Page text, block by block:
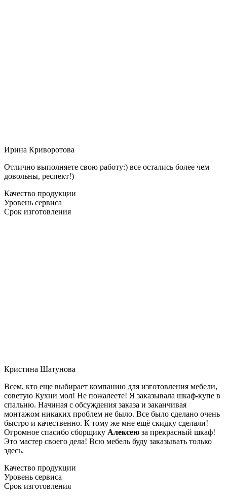
Ирина Криворотова
Отлично выполняете свою работу:) все остались более чем
довольны, респект!)
Качество продукции
Уровень сервиса
Срок изготовления
Кристина Шатунова
Всем, кто еще выбирает компанию для изготовления мебели,
советую Кухни мол! Не пожалеете! Я заказывала шкаф-купе в
спальню. Начиная с обсуждения заказа и заканчивая
монтажом никаких проблем не было. Все было сделано очень
быстро и качественно. К тому же мне ещё скидку сделали!
Огромное спасибо сборщику Алексею за прекрасный шкаф!
Это мастер своего дела! Всю мебель буду заказывать только
здесь.
Качество продукции
Уровень сервиса
Срок изготовления